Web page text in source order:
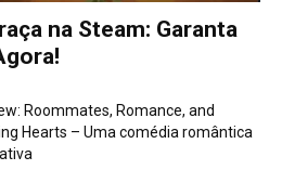
na Steam: Garanta
Roommates, Romance, and
Hearts – Uma comédia romântica